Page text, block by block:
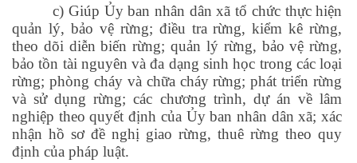
c) Giúp Ủy ban nhân dân xã tổ chức thực hiện
quản lý, bảo vệ rừng; điều tra rừng, kiểm kê rừng,
theo dõi diễn biến rừng; quản lý rừng, bảo vệ rừng,
bảo tồn tài nguyên và đa dạng sinh học trong các loại
rừng; phòng cháy và chữa cháy rừng; phát triển rừng
và sử dụng rừng; các chương trình, dự án về lâm
nghiệp theo quyết định của Ủy ban nhân dân xã; xác
nhận hồ sơ đề nghị giao rừng, thuê rừng theo quy
định của pháp luật.